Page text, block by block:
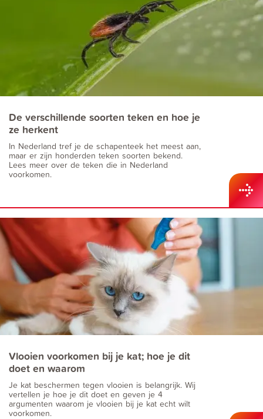
De verschillende soorten teken en hoe je
ze herkent
In Nederland tref je de schapenteek het meest aan,
maar er zijn honderden teken soorten bekend.
Lees meer over de teken die in Nederland
voorkomen.
Vlooien voorkomen bij je kat; hoe je dit
doet en waarom
Je kat beschermen tegen vlooien is belangrijk. Wij
vertellen je hoe je dit doet en geven je 4
argumenten waarom je vlooien bij je kat echt wilt
voorkomen.